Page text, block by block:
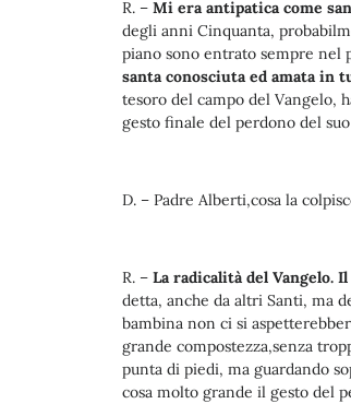
R. – Mi era antipatica come
degli anni Cinquanta,
piano sono entrato sempre nel
santa conosciuta ed amata in
tesoro del campo del Vangelo,
gesto finale del perdono del
D. – Padre Alberti,cosa la
R. – La radicalità del Vangelo.
detta, anche da altri Santi, ma
bambina non ci si
grande compostezza,senza
punta di piedi, ma guardando
cosa molto grande il gesto del